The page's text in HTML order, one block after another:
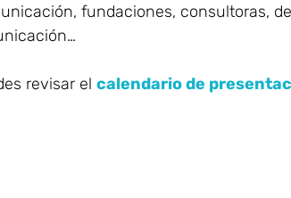
fundaciones, consultoras,
revisar el calendario de